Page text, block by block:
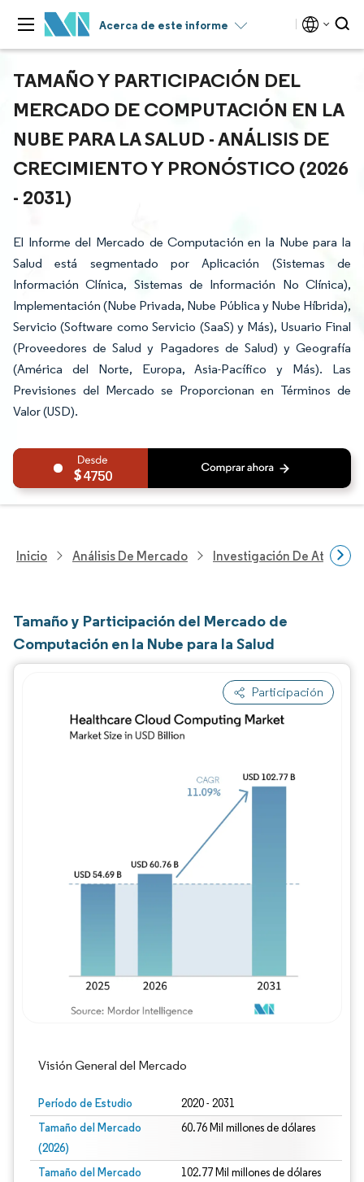
Acerca de este informe
TAMAÑO Y PARTICIPACIÓN DEL
MERCADO DE COMPUTACIÓN EN LA
NUBE PARA LA SALUD - ANÁLISIS DE
CRECIMIENTO Y PRONÓSTICO (2026
- 2031)
El Informe del Mercado de Computación en la Nube para la
Salud está segmentado por Aplicación (Sistemas de
Información Clínica, Sistemas de Información No Clínica),
Implementación (Nube Privada, Nube Pública y Nube Híbrida),
Servicio (Software como Servicio (SaaS) y Más), Usuario Final
(Proveedores de Salud y Pagadores de Salud) y Geografía
(América del Norte, Europa, Asia-Pacífico y Más). Las
Previsiones del Mercado se Proporcionan en Términos de
Valor (USD).
4750
Inicio Análisis De Mercado Investigación De
Tamaño y Participación del Mercado de
Computación en la Nube para la Salud
Participación
Visión General del Mercado
Período de Estudio 2020 - 2031
Tamaño del Mercado
(2026)
60.76 Mil millones de dólares
Tamaño del Mercado
102.77 Mil millones de dólares
Imagen © Mordor Intelligence. El uso